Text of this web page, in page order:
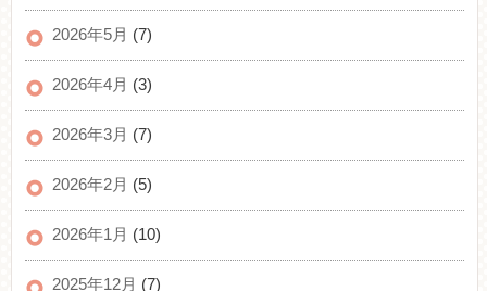
2026年5月 (7)
2026年4月 (3)
2026年3月 (7)
2026年2月 (5)
2026年1月 (10)
2025年12月 (7)